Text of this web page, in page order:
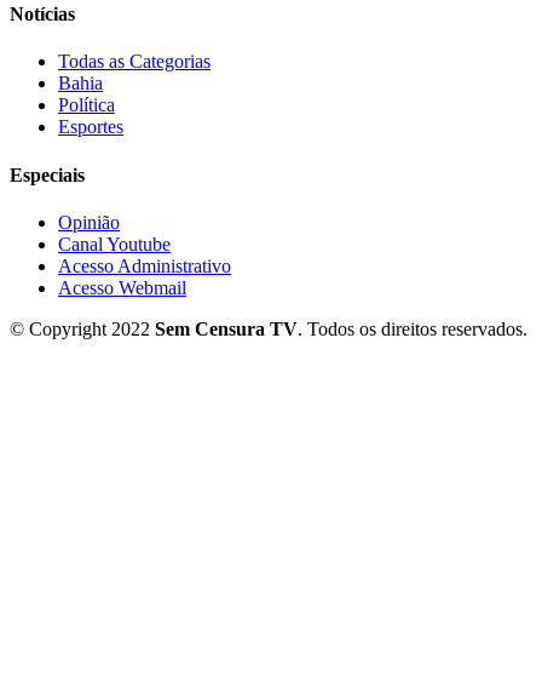
Notícias
Todas as Categorias
Bahia
Política
Esportes
Especiais
Opinião
Canal Youtube
Acesso Administrativo
Acesso Webmail
© Copyright 2022 Sem Censura TV. Todos os direitos reservados.